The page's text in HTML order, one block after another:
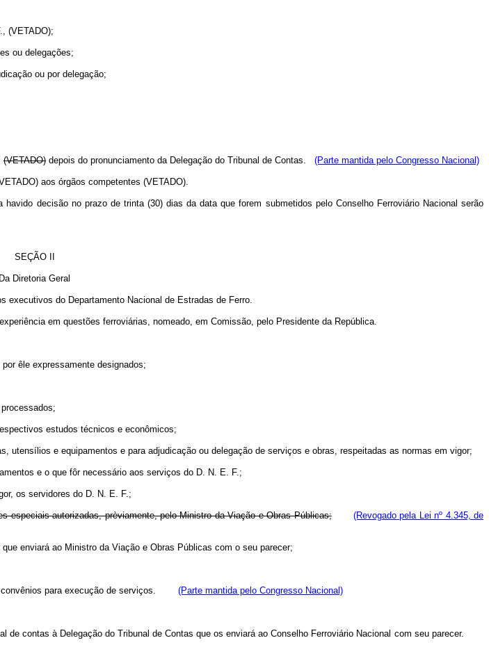
(VETADO);
ou delegações;
ou por delegação;
(VETADO) depois do pronunciamento da Delegação do Tribunal de Contas. (Parte mantida pelo Congresso Nacional)
aos órgãos competentes (VETADO).
decisão no prazo de trinta (30) dias da data que forem submetidos pelo Conselho Ferroviário Nacional serão
SEÇÃO II
Da Diretoria Geral
executivos do Departamento Nacional de Estradas de Ferro.
em questões ferroviárias, nomeado, em Comissão, pelo Presidente da República.
êle expressamente designados;
estudos técnicos e econômicos;
e equipamentos e para adjudicação ou delegação de serviços e obras, respeitadas as normas em vigor;
e o que fôr necessário aos serviços do D. N. E. F.;
os servidores do D. N. E. F.;
especiais autorizadas, prèviamente, pelo Ministro da Viação e Obras Públicas;
(Revogado pela Lei nº 4.345, de
enviará ao Ministro da Viação e Obras Públicas com o seu parecer;
e convênios para execução de serviços. (Parte mantida pelo Congresso Nacional)
de contas à Delegação do Tribunal de Contas que os enviará ao Conselho Ferroviário Nacional com seu parecer.